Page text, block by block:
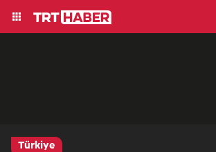
Türkiye